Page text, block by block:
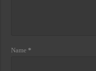
Name *